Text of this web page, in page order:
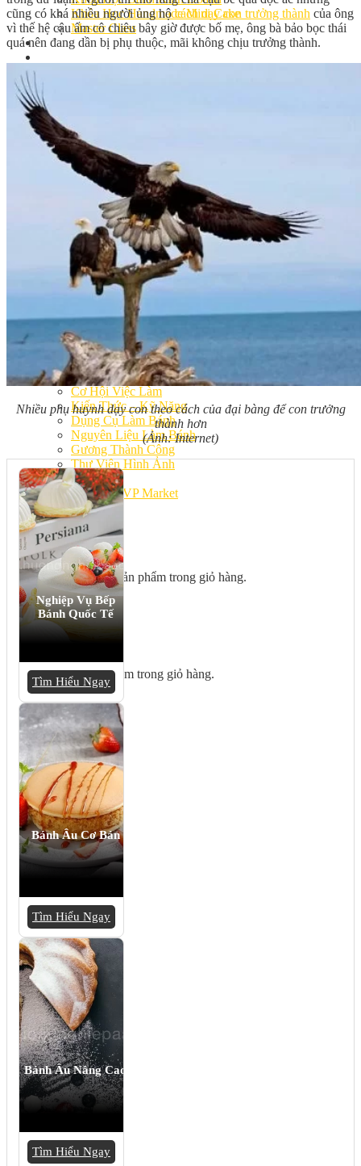
Khóa Học Handmade Mini Cake
Master Class
Chuyên Đề
Công Thức
Cách Làm Bánh Âu
Cách Làm Bánh Kem
Cách Làm Bánh Mì
Cách Làm Bánh Trung Thu
Cách Làm Bánh Flan
Cách Làm Bánh Bao
Cách Làm Bánh Bông Lan
Cách Làm Bánh Su Kem
Cách làm bánh CupCake
Cách Làm Bánh Pizza
Cách làm bánh chay
Cách Làm Kẹo – Mứt
Tin tức
Tin Tổng Hợp
Hướng Nghiệp Á Âu
Bếp Nhà Kate
Kinh Nghiệm Kinh Doanh
Cơ Hội Việc Làm
Kiến Thức – Kỹ Năng
Dụng Cụ Làm Bánh
Nguyên Liệu Làm Bánh
Gương Thành Công
Thư Viện Hình Ảnh
Hỏi Đáp
Siêu thị ĐVP Market
Việc Làm
Chưa có sản phẩm trong giỏ hàng.
Chưa có sản phẩm trong giỏ hàng.
cũng có khá nhiều người ủng hộcách dạy con trưởng thành của ông
vì thế hệ cậu ấm cô chiêu bây giờ được bố mẹ, ông bà bảo bọc thái
quá nên đang dần bị phụ thuộc, mãi không chịu trưởng thành.
Nhiều phụ huynh dạy con theo cách của đại bàng để con trưởng
thành hơn
(Ảnh: Internet)
Nghiệp Vụ Bếp
Bánh Quốc Tế
Tìm Hiểu Ngay
Bánh Âu Cơ Bản
Tìm Hiểu Ngay
Bánh Âu Nâng Cao
Tìm Hiểu Ngay